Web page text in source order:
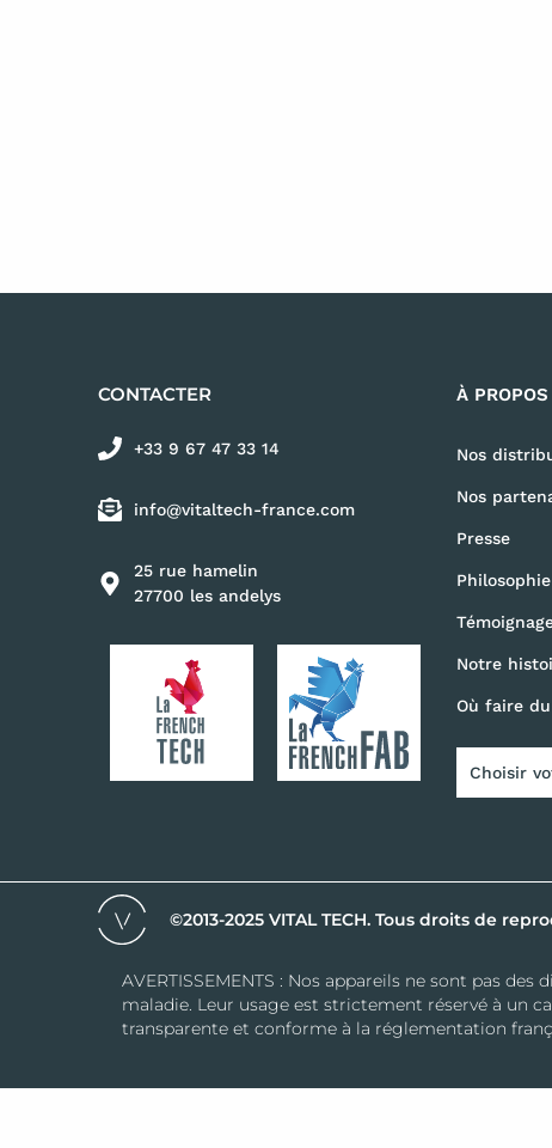
CONTACTER
+33 9 67 47 33 14
info@vitaltech-france.com
25 rue hamelin
27700 les andelys
À PROPOS
Nos
Nos
Presse
Philosophie
Notre
Où faire
Choisir
©2013-2025 VITAL TECH. Tous droits de
AVERTISSEMENTS : Nos appareils ne sont pas
maladie. Leur usage est strictement réservé à un
transparente et conforme à la réglementation